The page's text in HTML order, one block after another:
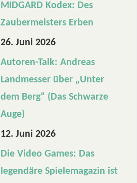
D
u
n
d
H
i
g
MIDGARD Kodex: Des
Zaubermeisters Erben
26. Juni 2026
Autoren-Talk: Andreas
Landmesser über „Unter
dem Berg“ (Das Schwarze
Auge)
12. Juni 2026
Die Video Games: Das
legendäre Spielemagazin ist